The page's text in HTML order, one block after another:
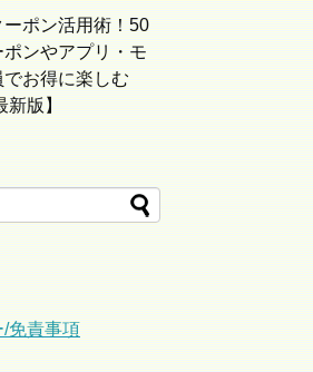
ポン活用術！50
ンやアプリ・モ
お得に楽しむ
新版】
免責事項